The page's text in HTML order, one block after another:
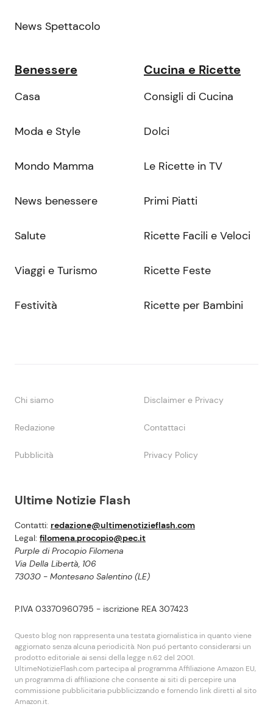
Ultime Notizie Flash
Contatti: redazione@ultimenotizieflash.com
Legal: filomena.procopio@pec.it
Purple di Procopio Filomena
Via Della Libertà, 106
73030 - Montesano Salentino (LE)
P.IVA 03370960795 - iscrizione REA 307423
Questo blog non rappresenta una testata giornalistica in quanto viene
aggiornato senza alcuna periodicità. Non puó pertanto considerarsi un
prodotto editoriale ai sensi della legge n.62 del 2001.
UltimeNotizieFlash.com partecipa al programma Affiliazione Amazon EU,
un programma di affiliazione che consente ai siti di percepire una
commissione pubblicitaria pubblicizzando e fornendo link diretti al sito
Amazon.it.
News Spettacolo
Benessere
Casa
Moda e Style
Mondo Mamma
News benessere
Salute
Viaggi e Turismo
Festività
Cucina e Ricette
Consigli di Cucina
Dolci
Le Ricette in TV
Primi Piatti
Ricette Facili e Veloci
Ricette Feste
Ricette per Bambini
Chi siamo Disclaimer e Privacy
Redazione Contattaci
Pubblicità Privacy Policy